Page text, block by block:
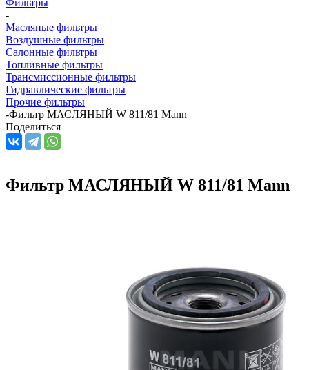
-
Масляные фильтры
Воздушные фильтры
Салонные фильтры
Топливные фильтры
Трансмиссионные фильтры
Гидравлические фильтры
Прочие фильтры
-Фильтр МАСЛЯНЫЙ W 811/81 Mann
Поделиться
Фильтр МАСЛЯНЫЙ W 811/81 Mann